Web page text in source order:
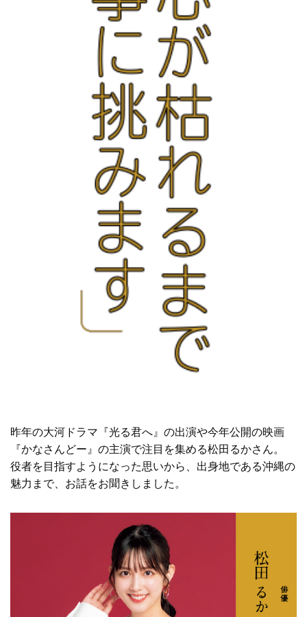
昨年の大河ドラマ『光る君へ』の出演や今年公開の映画
『かなさんどー』の主演で注目を集める松田るかさん。
役者を目指すようになった思いから、出身地である沖縄の
魅力まで、お話をお聞きしました。